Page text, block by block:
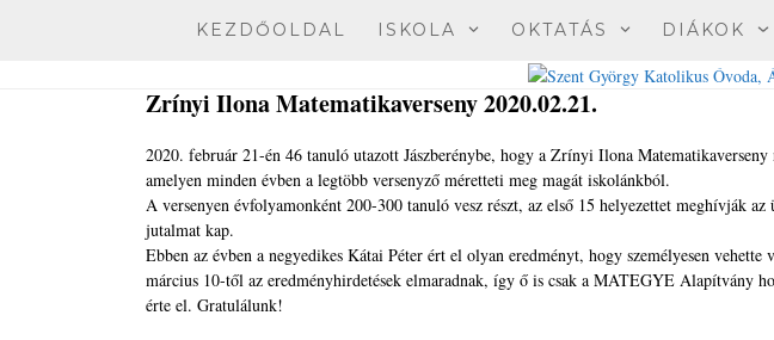
KEZDŐOLDAL ISKOLA OKTATÁS DIÁKOK
Zrínyi Ilona Matematikaverseny 2020.02.21.
2020. február 21-én 46 tanuló utazott Jászberénybe, hogy a Zrínyi Ilona
amelyen minden évben a legtöbb versenyző méretteti meg magát iskolánkból.
A versenyen évfolyamonként 200-300 tanuló vesz részt, az első 15 helyezettet meghívják
jutalmat kap.
Ebben az évben a negyedikes Kátai Péter ért el olyan eredményt, hogy személyesen
március 10-től az eredményhirdetések elmaradnak, így ő is csak a MATEGYE Alapítvány
érte el. Gratulálunk!